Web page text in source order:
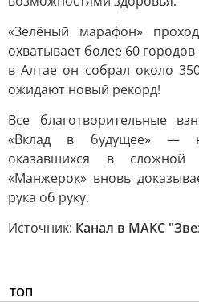
«Зелёный марафон»
охватывает более 60
в Алтае он собрал около
ожидают новый рекорд!
Все благотворительные
«Вклад в будущее» —
оказавшихся в сложной
«Манжерок» вновь
рука об руку.
Источник: Канал в МАКС
ТОП